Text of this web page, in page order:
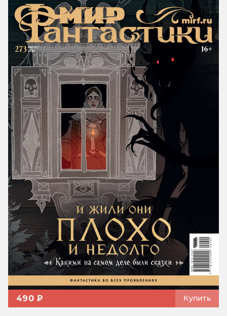
490 ₽ Купить